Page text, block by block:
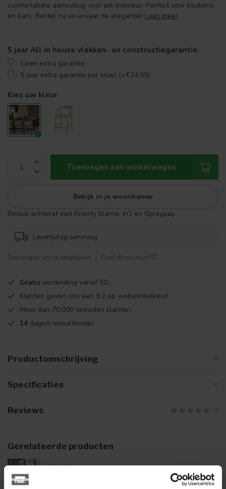
comfortabele aanvulling voor elk interieur. Perfect voor keukens
en bars. Bestel nu en ervaar de elegantie! Lees meer.
5 jaar All in house vlekken- en constructiegarantie:
Geen extra garantie
5 jaar extra garantie per stoel (+€24,95)
Kies uw kleur
Toevoegen aan winkelwagen
Bekijk in je woonkamer
Betaal achteraf met Riverty Klarna, In3 en Spraypay.
Levertijd op aanvraag
Toevoegen om te vergelijken Deel dit product
Gratis verzending vanaf 50,-
Klanten geven ons een 9,2 op webwinkelkeur!
Meer dan 70.000 tevreden klanten
14 dagen retourtermijn
Productomschrijving
Specificaties
Reviews
Gerelateerde producten
WOOOD
€299,00